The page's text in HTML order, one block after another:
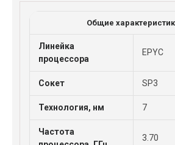
Общие
Линейка
процессора
EPYC
Сокет SP3
Технология, нм 7
Частота
3.70